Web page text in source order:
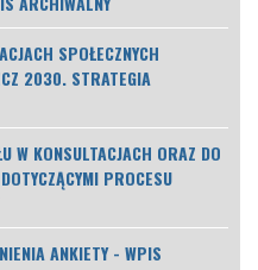
SPOŁECZNYCH
2030. STRATEGIA
W KONSULTACJACH ORAZ DO
PROCESU
ANKIETY - WPIS